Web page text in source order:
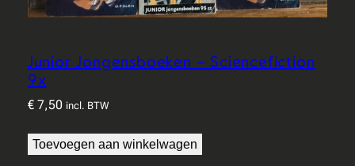
Junior Jongensboeken – Sciencefiction
9x
€7,50 incl. BTW
Toevoegen aan winkelwagen